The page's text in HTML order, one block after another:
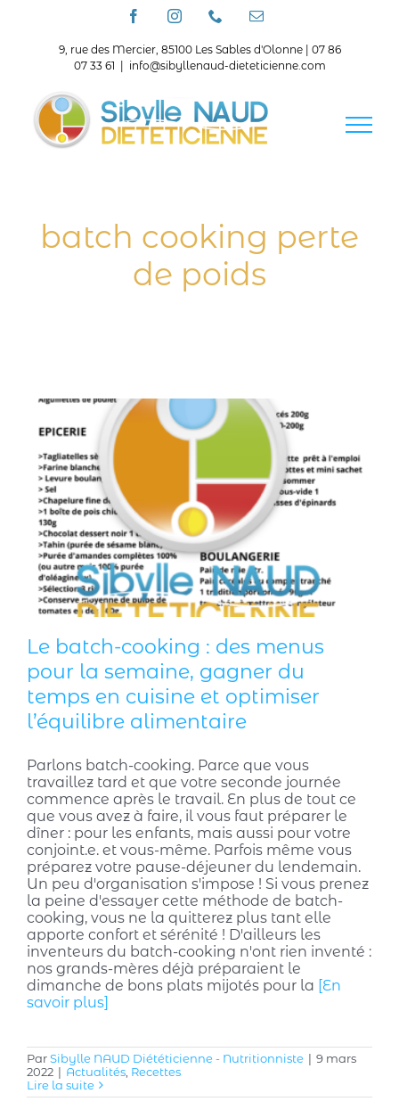
FacebookInstagramTéléphoneEmail
9, rue des Mercier, 85100 Les Sables d'Olonne | 07 86
07 33 61
info@sibyllenaud-dieteticienne.com
batch cooking perte
de poids
Le batch-cooking : des menus
pour la semaine, gagner du
temps en cuisine et optimiser
l’équilibre alimentaire
Parlons batch-cooking. Parce que vous
travaillez tard et que votre seconde journée
commence après le travail. En plus de tout ce
que vous avez à faire, il vous faut préparer le
dîner : pour les enfants, mais aussi pour votre
conjoint.e. et vous-même. Parfois même vous
préparez votre pause-déjeuner du lendemain.
Un peu d'organisation s'impose ! Si vous prenez
la peine d'essayer cette méthode de batch-
cooking, vous ne la quitterez plus tant elle
apporte confort et sérénité ! D'ailleurs les
inventeurs du batch-cooking n'ont rien inventé :
nos grands-mères déjà préparaient le
dimanche de bons plats mijotés pour la [En
savoir plus]
ParSibylle NAUD Diététicienne - Nutritionniste | 9 mars
2022 | Actualités, Recettes
Lire la suite